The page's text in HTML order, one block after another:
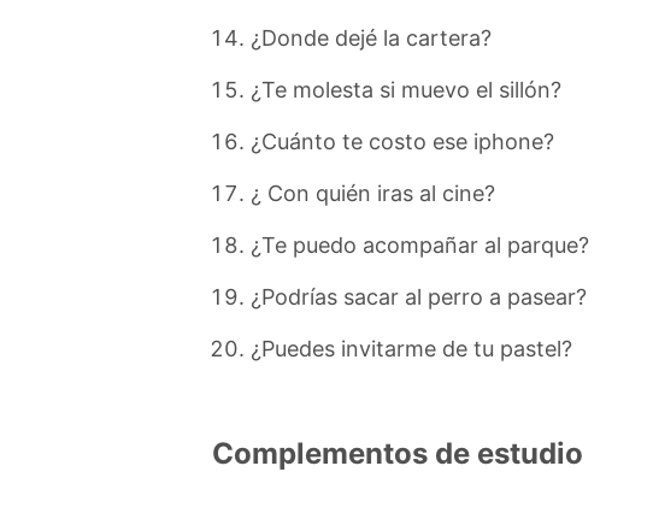
¿Donde dejé la cartera?
¿Te molesta si muevo el sillón?
¿Cuánto te costo ese iphone?
¿ Con quién iras al cine?
¿Te puedo acompañar al parque?
¿Podrías sacar al perro a pasear?
¿Puedes invitarme de tu pastel?
Complementos de estudio